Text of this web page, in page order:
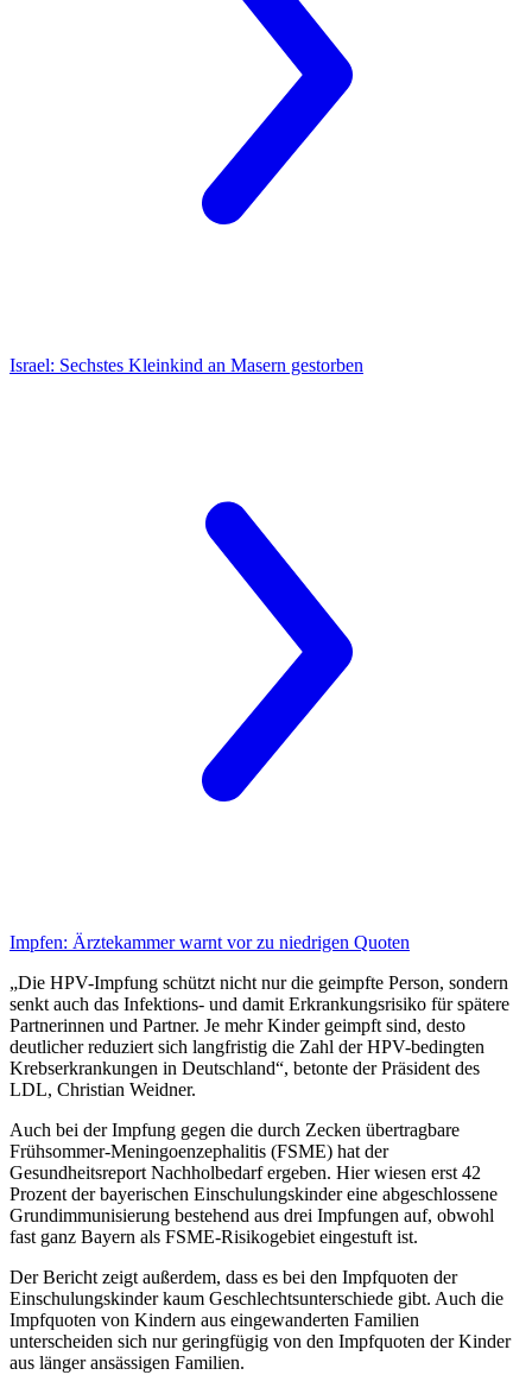
Israel: Sechstes Kleinkind an Masern gestorben
Impfen: Ärztekammer warnt vor zu niedrigen Quoten
„Die HPV-Impfung schützt nicht nur die geimpfte Person, sondern
senkt auch das Infektions- und damit Erkrankungsrisiko für spätere
Partnerinnen und Partner. Je mehr Kinder geimpft sind, desto
deutlicher reduziert sich langfristig die Zahl der HPV-bedingten
Krebserkrankungen in Deutschland“, betonte der Präsident des
LDL, Christian Weidner.
Auch bei der Impfung gegen die durch Zecken übertragbare
Frühsommer-Meningoenzephalitis (FSME) hat der
Gesundheitsreport Nachholbedarf ergeben. Hier wiesen erst 42
Prozent der bayerischen Einschulungskinder eine abgeschlossene
Grundimmunisierung bestehend aus drei Impfungen auf, obwohl
fast ganz Bayern als FSME-Risikogebiet eingestuft ist.
Der Bericht zeigt außerdem, dass es bei den Impfquoten der
Einschulungskinder kaum Geschlechtsunterschiede gibt. Auch die
Impfquoten von Kindern aus eingewanderten Familien
unterscheiden sich nur geringfügig von den Impfquoten der Kinder
aus länger ansässigen Familien.